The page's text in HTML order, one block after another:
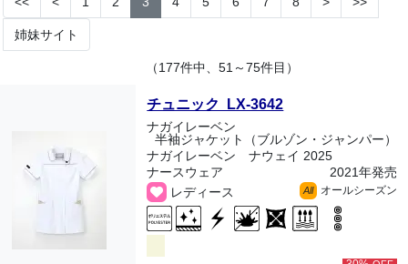
姉妹サイト
（177件中、51～75件目）
チュニック LX-3642
ナガイレーベン
半袖ジャケット（ブルゾン・ジャンパー）
ナガイレーベン ナウェイ 2025
ナースウェア
2021年発売
レディース
All オールシーズン